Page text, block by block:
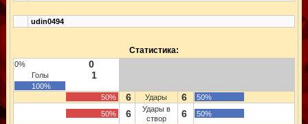
udin0494
Статистика:
0% 0
Голы 1
100%
50%
6 Удары 6
50%
50%
6
Удары в
створ
6
50%